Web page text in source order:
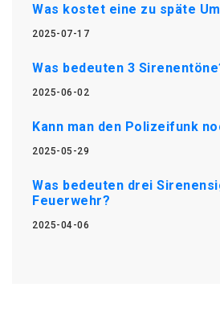
Was kostet eine zu späte
2025-07-17
Was bedeuten 3
2025-06-02
Kann man den Polizeifunk
2025-05-29
Was bedeuten drei
Feuerwehr?
2025-04-06